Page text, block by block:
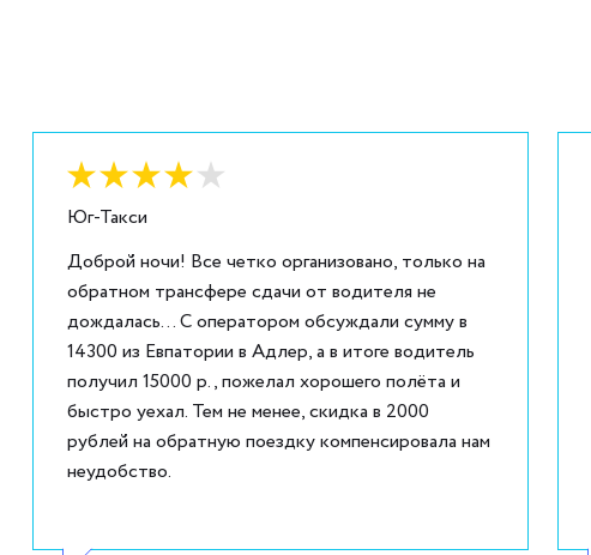
Юг-Такси
Доброй ночи! Все четко организовано, только на
обратном трансфере сдачи от водителя не
дождалась... С оператором обсуждали сумму в
14300 из Евпатории в Адлер, а в итоге водитель
получил 15000 р., пожелал хорошего полёта и
быстро уехал. Тем не менее, скидка в 2000
рублей на обратную поездку компенсировала нам
неудобство.